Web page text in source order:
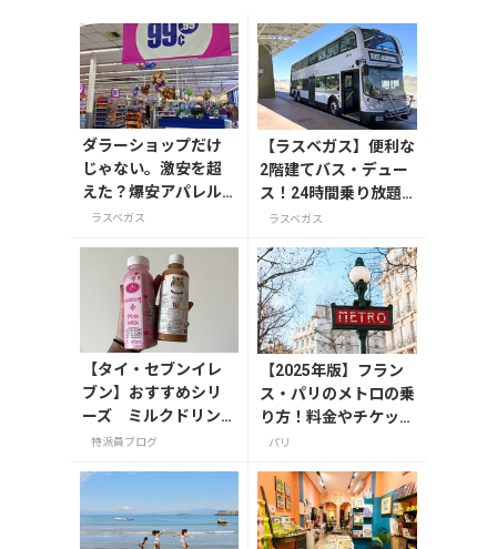
ダラーショップだけ
じゃない。激安を超
えた？爆安アパレル
ショップで宝探し
ラスベガス
【ラスベガス】便利な
2階建てバス・デュー
ス！24時間乗り放題
パスも
ラスベガス
【タイ・セブンイレ
ブン】おすすめシリ
ーズ ミルクドリン
ク編
特派員ブログ
【2025年版】フラン
ス・パリのメトロの乗
り方！料金やチケット
の種類、注意点を解説
パリ